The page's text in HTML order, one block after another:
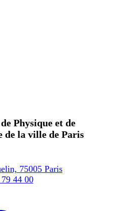
Physique et de
la ville de Paris
75005 Paris
44 00